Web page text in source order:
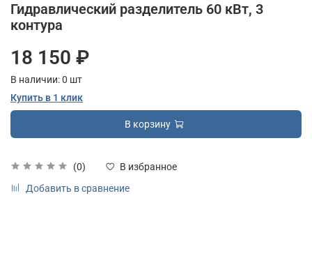
Гидравлический разделитель 60 кВт, 3
контура
(0)
В избранное
Добавить в сравнение
18 150 ₽
В наличии:0 шт
Купить в 1 клик
В корзину